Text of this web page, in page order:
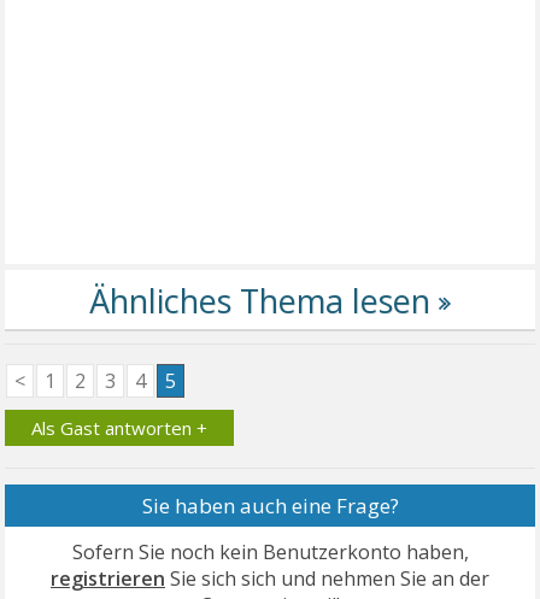
< 1 2 3 4 5
Als Gast antworten +
Sie haben auch eine Frage?
Sofern Sie noch kein Benutzerkonto haben,
registrieren Sie sich sich und nehmen Sie an der